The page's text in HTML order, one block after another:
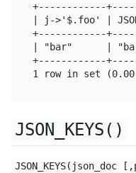
+------------
| j->'$.foo' |
+------------
| "bar"      |
+------------
JSON_KEYS()
JSON_KEYS(json_doc